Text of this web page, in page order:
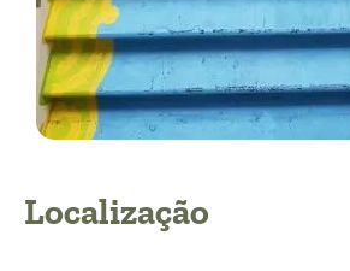
Localização